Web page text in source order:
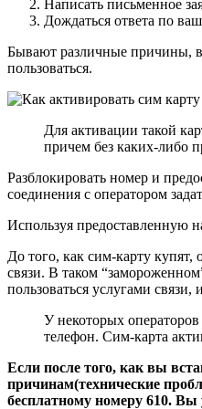
Написать письменное
Дождаться ответа по
Бывают различные причины,
пользоваться.
Для активации такой
причем без каких-либо
Разблокировать номер и
соединения с оператором
Используя предоставленную
До того, как сим-карту купят,
связи. В таком
пользоваться услугами связи,
У некоторых
телефон. Сим-карта
Если после того, как вы
причинам(технические
бесплатному номеру 610. Вы